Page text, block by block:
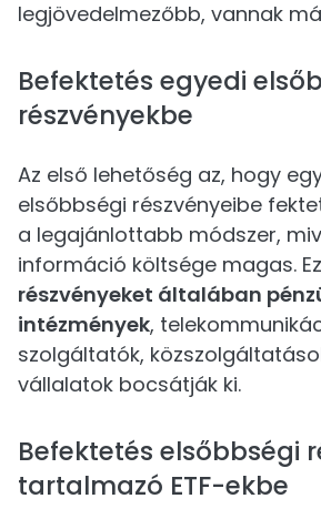
legjövedelmezőbb, vannak
Befektetés egyedi
részvényekbe
Az első lehetőség az, hogy
elsőbbségi részvényeibe
a legajánlottabb módszer,
információ költsége magas.
részvényeket általában
intézmények,
szolgáltatók,
vállalatok bocsátják ki.
Befektetés elsőbbségi
tartalmazó ETF-ekbe